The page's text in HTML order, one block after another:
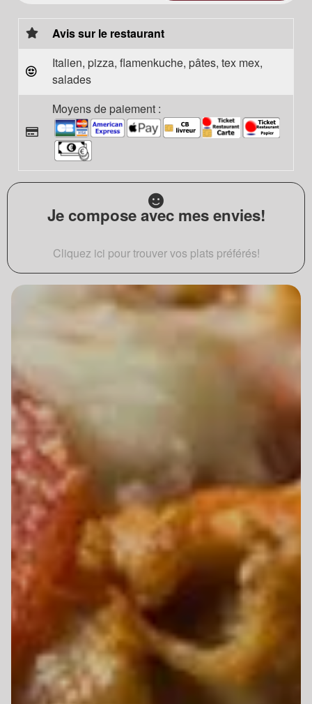
Avis sur le restaurant
Italien, pizza, flamenkuche, pâtes, tex mex,
salades
Moyens de paiement :
Je compose avec mes envies!
Cliquez ici pour trouver vos plats préférés!